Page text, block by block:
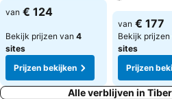
van € 124
Bekijk prijzen van 4
sites
Prijzen bekijken
van € 177
Bekijk prijzen
sites
Prijzen
Alle verblijven in